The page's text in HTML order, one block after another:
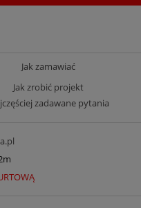
Jak zamawiać
Jak zrobić projekt
zadawane pytania